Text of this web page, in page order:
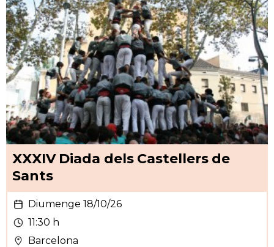
XXXIV Diada dels Castellers de
Sants
Diumenge 18/10/26
11:30 h
Barcelona